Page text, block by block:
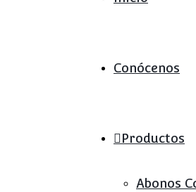
Conócenos
Productos
Abonos